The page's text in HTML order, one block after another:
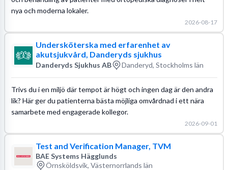
nya och moderna lokaler.
2026-08-17
Undersköterska med erfarenhet av
akutsjukvård, Danderyds sjukhus
Danderyds Sjukhus AB Danderyd, Stockholms län
Trivs du i en miljö där tempot är högt och ingen dag är den andra
lik? Här ger du patienterna bästa möjliga omvårdnad i ett nära
samarbete med engagerade kollegor.
2026-09-01
Test and Verification Manager, TVM
BAE Systems Hägglunds
Örnsköldsvik, Västernorrlands län